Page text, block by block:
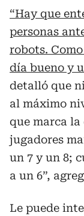
“Hay que
personas
robots.
día bueno y
detalló que
al máximo
que marca la
jugadores
un 7 y un 8;
a un 6”,
Le puede